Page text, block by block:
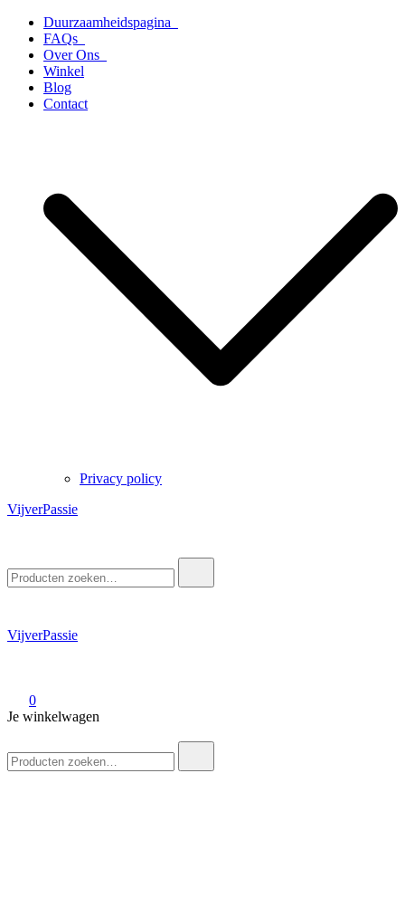
naar
inhoud
Duurzaamheidspagina
FAQs
Over Ons
Winkel
Blog
Contact
Privacy policy
VijverPassie
naar:
VijverPassie
0
Je winkelwagen
naar: